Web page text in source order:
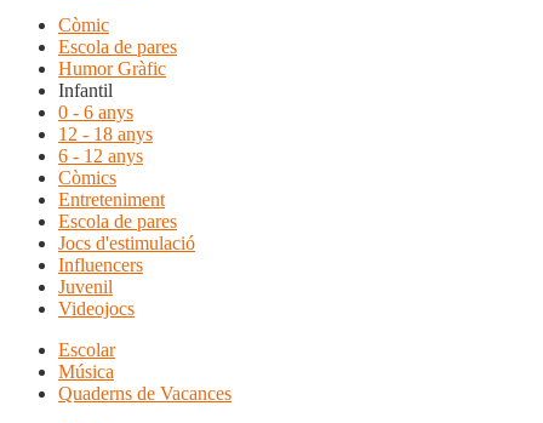
Còmic
Escola de pares
Humor Gràfic
Infantil
0 - 6 anys
12 - 18 anys
6 - 12 anys
Còmics
Entreteniment
Escola de pares
Jocs d'estimulació
Influencers
Juvenil
Videojocs
Escolar
Música
Quaderns de Vacances